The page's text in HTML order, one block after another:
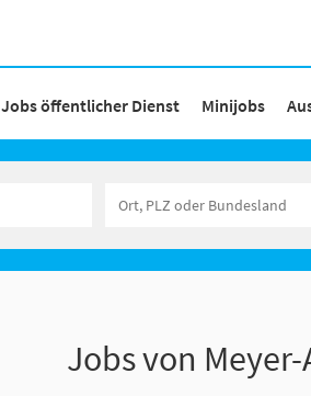
Jobs öffentlicher Dienst Minijobs
Jobs von